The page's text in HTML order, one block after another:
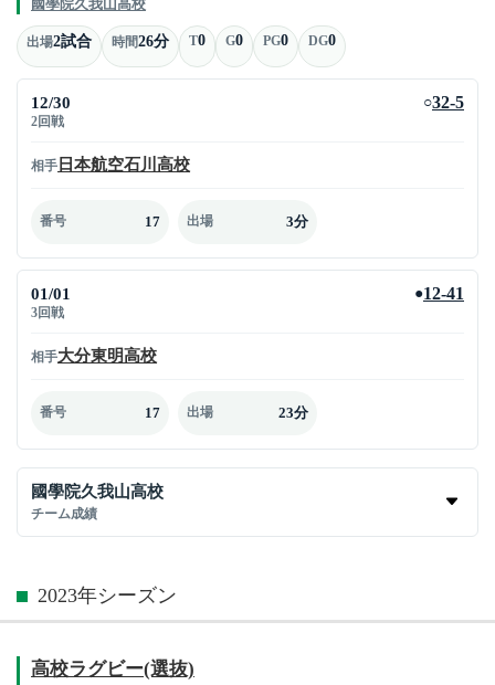
國學院久我山高校
出場2試合 時間26分 T0 G0 PG0 DG0
12/30
2回戦
○32-5
相手 日本航空石川高校
番号 17 出場 3分
01/01
3回戦
●12-41
相手大分東明高校
番号 17 出場 23分
國學院久我山高校
チーム成績
2023年シーズン
高校ラグビー(選抜)